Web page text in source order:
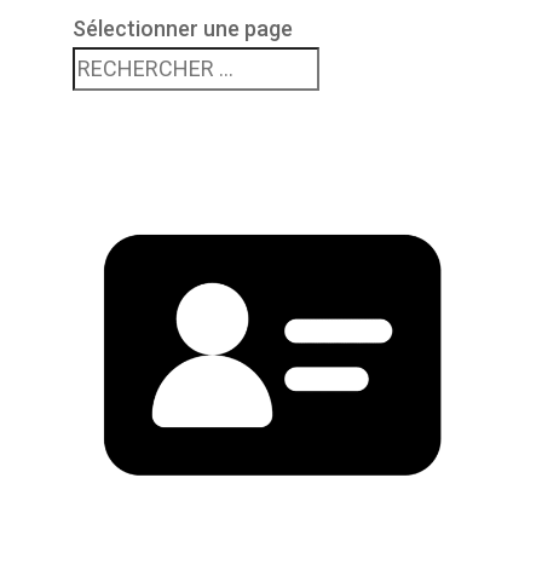
Sélectionner une page